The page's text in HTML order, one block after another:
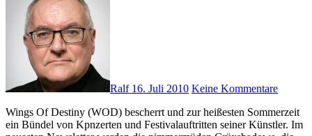
Ralf 16. Juli 2010 Keine Kommentare
Wings Of Destiny (WOD) bescherrt und zur heißesten Sommerzeit
ein Bündel von Kpnzerten und Festivalauftritten seiner Künstler. Im